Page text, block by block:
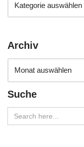
Archiv
Suche
Search
for: